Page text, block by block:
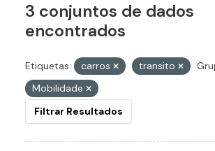
3 conjuntos de dados
encontrados
Etiquetas: carros transito
Mobilidade
Filtrar Resultados